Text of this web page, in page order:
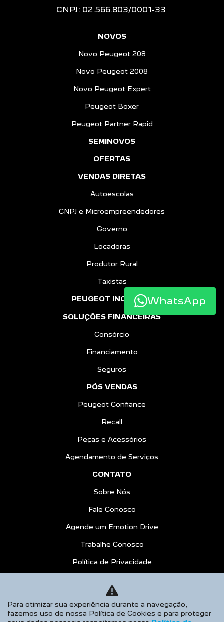
CNPJ: 02.566.803/0001-33
NOVOS
Novo Peugeot 208
Novo Peugeot 2008
Novo Peugeot Expert
Peugeot Boxer
Peugeot Partner Rapid
SEMINOVOS
OFERTAS
VENDAS DIRETAS
Autoescolas
CNPJ e Microempreendedores
Governo
Locadoras
Produtor Rural
Taxistas
PEUGEOT INCLUSÃO
SOLUÇÕES FINANCEIRAS
Consórcio
Financiamento
Seguros
PÓS VENDAS
Peugeot Confiance
Recall
Peças e Acessórios
Agendamento de Serviços
CONTATO
Sobre Nós
Fale Conosco
Agende um Emotion Drive
Trabalhe Conosco
Política de Privacidade
AGENDE UM TEST DRIVE
WhatsApp
Para otimizar sua experiência durante a navegação,
fazemos uso de nossa Política de Cookies e para proteger